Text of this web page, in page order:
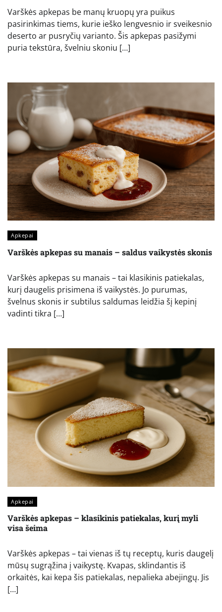
Varškės apkepas be manų kruopų yra puikus
pasirinkimas tiems, kurie ieško lengvesnio ir sveikesnio
deserto ar pusryčių varianto. Šis apkepas pasižymi
puria tekstūra, švelniu skoniu […]
Apkepai
Varškės apkepas su manais – saldus vaikystės skonis
Varškės apkepas su manais – tai klasikinis patiekalas,
kurį daugelis prisimena iš vaikystės. Jo purumas,
švelnus skonis ir subtilus saldumas leidžia šį kepinį
vadinti tikra […]
Apkepai
Varškės apkepas – klasikinis patiekalas, kurį myli
visa šeima
Varškės apkepas – tai vienas iš tų receptų, kuris daugelį
mūsų sugrąžina į vaikystę. Kvapas, sklindantis iš
orkaitės, kai kepa šis patiekalas, nepalieka abejingų. Jis
[…]